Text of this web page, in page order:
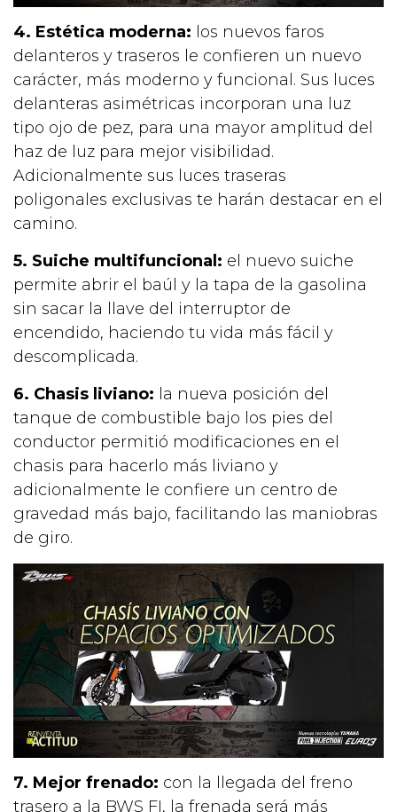
4. Estética moderna: los nuevos faros
delanteros y traseros le confieren un nuevo
carácter, más moderno y funcional. Sus luces
delanteras asimétricas incorporan una luz
tipo ojo de pez, para una mayor amplitud del
haz de luz para mejor visibilidad.
Adicionalmente sus luces traseras
poligonales exclusivas te harán destacar en el
camino.
5. Suiche multifuncional: el nuevo suiche
permite abrir el baúl y la tapa de la gasolina
sin sacar la llave del interruptor de
encendido, haciendo tu vida más fácil y
descomplicada.
6. Chasis liviano: la nueva posición del
tanque de combustible bajo los pies del
conductor permitió modificaciones en el
chasis para hacerlo más liviano y
adicionalmente le confiere un centro de
gravedad más bajo, facilitando las maniobras
de giro.
7. Mejor frenado: con la llegada del freno
trasero a la BWS FI, la frenada será más